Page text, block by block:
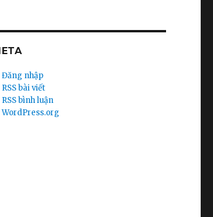
Đăng nhập
RSS bài viết
RSS bình luận
WordPress.org